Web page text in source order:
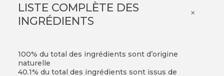
LISTE COMPLÈTE DES
INGRÉDIENTS
×
100% du total des ingrédients sont d’origine
naturelle
40.1% du total des ingrédients sont issus de